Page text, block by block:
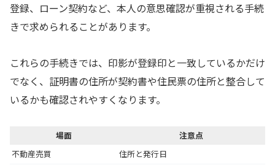
登録、ローン契約など、本人の意思確認が重視される手続
きで求められることがあります。
これらの手続きでは、印影が登録印と一致しているかだけ
でなく、証明書の住所が契約書や住民票の住所と整合して
いるかも確認されやすくなります。
場面
注意点
不動産売買
住所と発行日